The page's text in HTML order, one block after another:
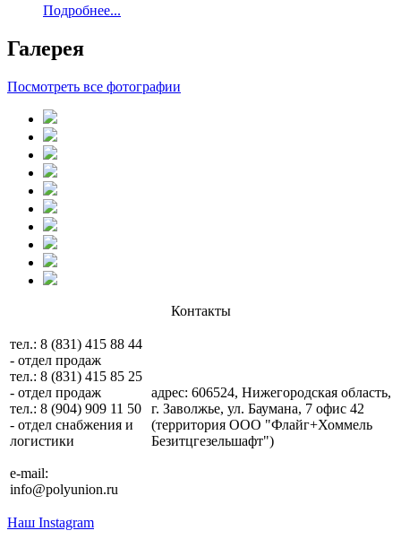
Подробнее...
Галерея
Посмотреть все фотографии
Контакты
тел.: 8 (831) 415 88 44
- отдел продаж
тел.: 8 (831) 415 85 25
- отдел продаж
тел.: 8 (904) 909 11 50
- отдел снабжения и
логистики
e-mail:
info@polyunion.ru
адрес: 606524, Нижегородская область,
г. Заволжье, ул. Баумана, 7 офис 42
(территория ООО "Флайг+Хоммель
Безитцгезельшафт")
Наш Instagram